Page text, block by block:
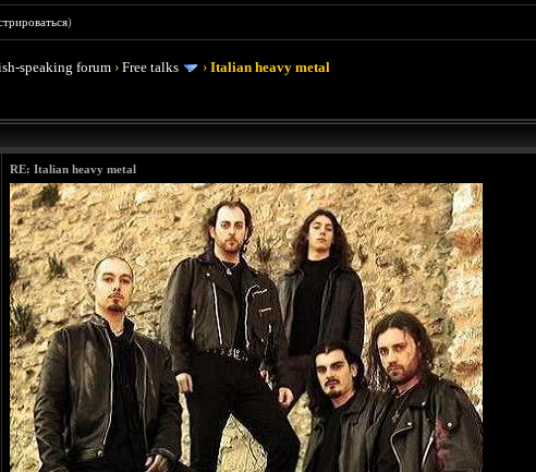
)
speaking forum ›Free talks ›Italian heavy metal
RE: Italian heavy metal